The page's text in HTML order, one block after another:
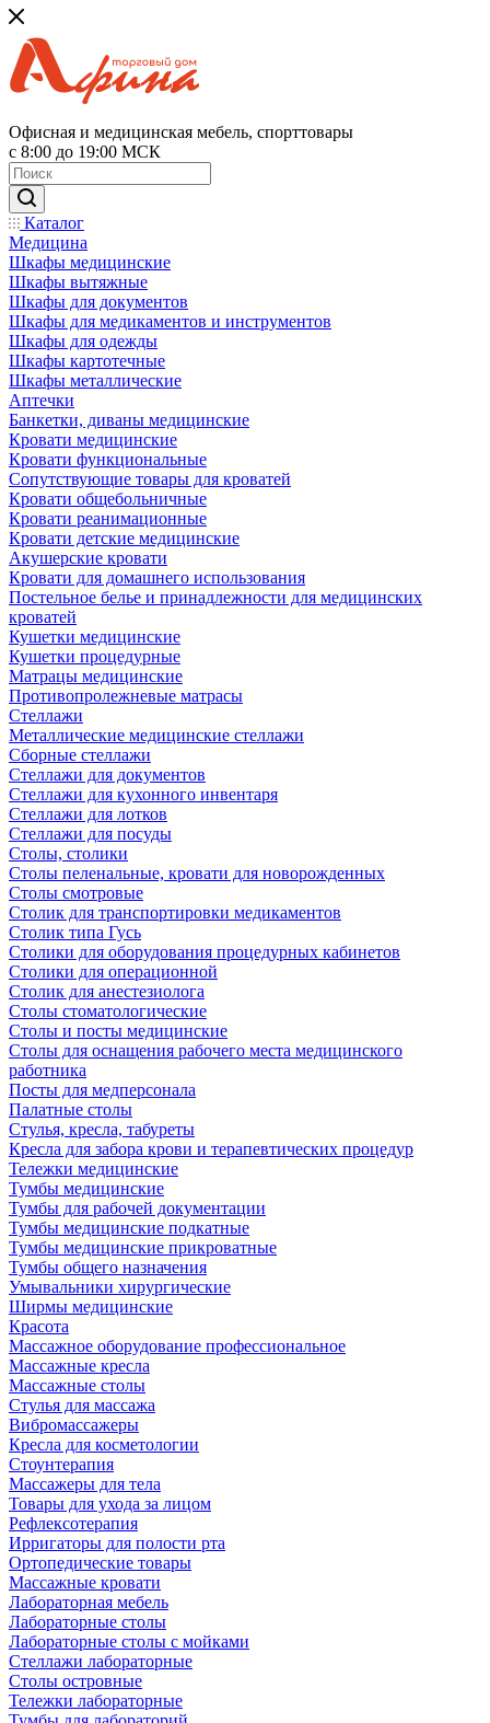
Офисная и медицинская мебель, спорттовары
с 8:00 до 19:00 МСК
Каталог
Медицина
Шкафы медицинские
Шкафы вытяжные
Шкафы для документов
Шкафы для медикаментов и инструментов
Шкафы для одежды
Шкафы картотечные
Шкафы металлические
Аптечки
Банкетки, диваны медицинские
Кровати медицинские
Кровати функциональные
Сопутствующие товары для кроватей
Кровати общебольничные
Кровати реанимационные
Кровати детские медицинские
Акушерские кровати
Кровати для домашнего использования
Постельное белье и принадлежности для медицинских
кроватей
Кушетки медицинские
Кушетки процедурные
Матрацы медицинские
Противопролежневые матрасы
Стеллажи
Металлические медицинские стеллажи
Сборные стеллажи
Стеллажи для документов
Стеллажи для кухонного инвентаря
Стеллажи для лотков
Стеллажи для посуды
Столы, столики
Столы пеленальные, кровати для новорожденных
Столы смотровые
Столик для транспортировки медикаментов
Столик типа Гусь
Столики для оборудования процедурных кабинетов
Столики для операционной
Столик для анестезиолога
Столы стоматологические
Столы и посты медицинские
Столы для оснащения рабочего места медицинского
работника
Посты для медперсонала
Палатные столы
Стулья, кресла, табуреты
Кресла для забора крови и терапевтических процедур
Тележки медицинские
Тумбы медицинские
Тумбы для рабочей документации
Тумбы медицинские подкатные
Тумбы медицинские прикроватные
Тумбы общего назначения
Умывальники хирургические
Ширмы медицинские
Красота
Массажное оборудование профессиональное
Массажные кресла
Массажные столы
Стулья для массажа
Вибромассажеры
Кресла для косметологии
Стоунтерапия
Массажеры для тела
Товары для ухода за лицом
Рефлексотерапия
Ирригаторы для полости рта
Ортопедические товары
Массажные кровати
Лабораторная мебель
Лабораторные столы
Лабораторные столы с мойками
Стеллажи лабораторные
Столы островные
Тележки лабораторные